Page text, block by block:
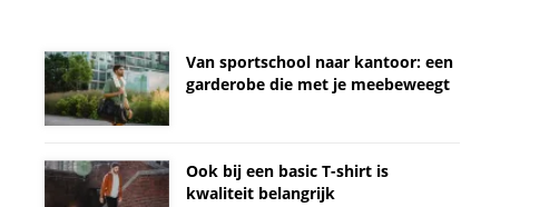
Van sportschool naar kantoor: een
garderobe die met je meebeweegt
Ook bij een basic T-shirt is
kwaliteit belangrijk